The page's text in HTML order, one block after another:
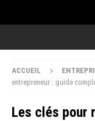
ACCUEIL
entrepreneur : guide
Les clés pour